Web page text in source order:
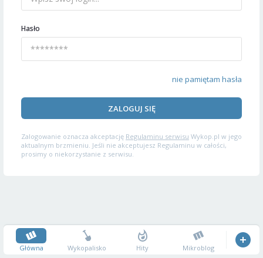
Hasło
nie pamiętam hasła
ZALOGUJ SIĘ
Zalogowanie oznacza akceptację Regulaminu serwisu Wykop.pl w jego
aktualnym brzmieniu. Jeśli nie akceptujesz Regulaminu w całości,
prosimy o niekorzystanie z serwisu.
Główna Wykopalisko Hity Mikroblog